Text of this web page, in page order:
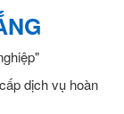
dịch vụ hoàn